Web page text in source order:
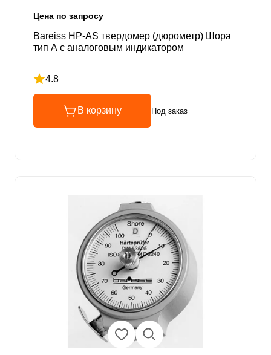
Цена по запросу
Bareiss HP-AS твердомер (дюрометр) Шора
тип А с аналоговым индикатором
4.8
Рейтинг 4.8 из 5
В корзину Под заказ